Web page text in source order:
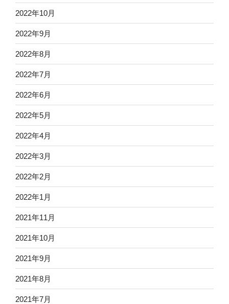
2022年10月
2022年9月
2022年8月
2022年7月
2022年6月
2022年5月
2022年4月
2022年3月
2022年2月
2022年1月
2021年11月
2021年10月
2021年9月
2021年8月
2021年7月